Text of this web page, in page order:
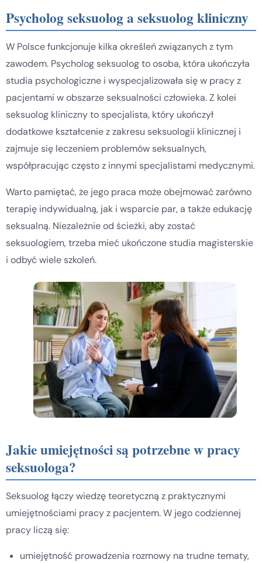
Psycholog seksuolog a seksuolog kliniczny
W Polsce funkcjonuje kilka określeń związanych z tym
zawodem. Psycholog seksuolog to osoba, która ukończyła
studia psychologiczne i wyspecjalizowała się w pracy z
pacjentami w obszarze seksualności człowieka. Z kolei
seksuolog kliniczny to specjalista, który ukończył
dodatkowe kształcenie z zakresu seksuologii klinicznej i
zajmuje się leczeniem problemów seksualnych,
współpracując często z innymi specjalistami medycznymi.
Warto pamiętać, że jego praca może obejmować zarówno
terapię indywidualną, jak i wsparcie par, a także edukację
seksualną. Niezależnie od ścieżki, aby zostać
seksuologiem, trzeba mieć ukończone studia magisterskie
i odbyć wiele szkoleń.
Jakie umiejętności są potrzebne w pracy
seksuologa?
Seksuolog łączy wiedzę teoretyczną z praktycznymi
umiejętnościami pracy z pacjentem. W jego codziennej
pracy liczą się:
umiejętność prowadzenia rozmowy na trudne tematy,